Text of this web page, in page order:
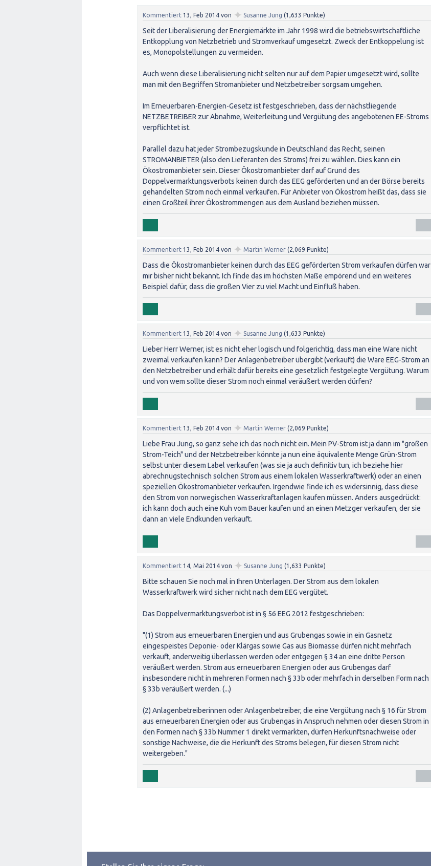
Kommentiert 13, Feb 2014 von ✦ Susanne Jung (1,633 Punkte)
Seit der Liberalisierung der Energiemärkte im Jahr 1998 wird die betriebswirtschaftliche
Entkopplung von Netzbetrieb und Stromverkauf umgesetzt. Zweck der Entkoppelung ist
es, Monopolstellungen zu vermeiden.
Auch wenn diese Liberalisierung nicht selten nur auf dem Papier umgesetzt wird, sollte
man mit den Begriffen Stromanbieter und Netzbetreiber sorgsam umgehen.
Im Erneuerbaren-Energien-Gesetz ist festgeschrieben, dass der nächstliegende
NETZBETREIBER zur Abnahme, Weiterleitung und Vergütung des angebotenen EE-Stroms
verpflichtet ist.
Parallel dazu hat jeder Strombezugskunde in Deutschland das Recht, seinen
STROMANBIETER (also den Lieferanten des Stroms) frei zu wählen. Dies kann ein
Ökostromanbieter sein. Dieser Ökostromanbieter darf auf Grund des
Doppelvermarktungsverbots keinen durch das EEG geförderten und an der Börse bereits
gehandelten Strom noch einmal verkaufen. Für Anbieter von Ökostrom heißt das, dass sie
einen Großteil ihrer Ökostrommengen aus dem Ausland beziehen müssen.
Kommentiert 13, Feb 2014 von ✦ Martin Werner (2,069 Punkte)
Dass die Ökostromanbieter keinen durch das EEG geförderten Strom verkaufen dürfen war
mir bisher nicht bekannt. Ich finde das im höchsten Maße empörend und ein weiteres
Beispiel dafür, dass die großen Vier zu viel Macht und Einfluß haben.
Kommentiert 13, Feb 2014 von ✦ Susanne Jung (1,633 Punkte)
Lieber Herr Werner, ist es nicht eher logisch und folgerichtig, dass man eine Ware nicht
zweimal verkaufen kann? Der Anlagenbetreiber übergibt (verkauft) die Ware EEG-Strom an
den Netzbetreiber und erhält dafür bereits eine gesetzlich festgelegte Vergütung. Warum
und von wem sollte dieser Strom noch einmal veräußert werden dürfen?
Kommentiert 13, Feb 2014 von ✦ Martin Werner (2,069 Punkte)
Liebe Frau Jung, so ganz sehe ich das noch nicht ein. Mein PV-Strom ist ja dann im "großen
Strom-Teich" und der Netzbetreiber könnte ja nun eine äquivalente Menge Grün-Strom
selbst unter diesem Label verkaufen (was sie ja auch definitiv tun, ich beziehe hier
abrechnugstechnisch solchen Strom aus einem lokalen Wasserkraftwerk) oder an einen
speziellen Ökostromanbieter verkaufen. Irgendwie finde ich es widersinnig, dass diese
den Strom von norwegischen Wasserkraftanlagen kaufen müssen. Anders ausgedrückt:
ich kann doch auch eine Kuh vom Bauer kaufen und an einen Metzger verkaufen, der sie
dann an viele Endkunden verkauft.
Kommentiert 14, Mai 2014 von ✦ Susanne Jung (1,633 Punkte)
Bitte schauen Sie noch mal in Ihren Unterlagen. Der Strom aus dem lokalen
Wasserkraftwerk wird sicher nicht nach dem EEG vergütet.
Das Doppelvermarktungsverbot ist in § 56 EEG 2012 festgeschrieben:
"(1) Strom aus erneuerbaren Energien und aus Grubengas sowie in ein Gasnetz
eingespeistes Deponie- oder Klärgas sowie Gas aus Biomasse dürfen nicht mehrfach
verkauft, anderweitig überlassen werden oder entgegen § 34 an eine dritte Person
veräußert werden. Strom aus erneuerbaren Energien oder aus Grubengas darf
insbesondere nicht in mehreren Formen nach § 33b oder mehrfach in derselben Form nach
§ 33b veräußert werden. (...)
(2) Anlagenbetreiberinnen oder Anlagenbetreiber, die eine Vergütung nach § 16 für Strom
aus erneuerbaren Energien oder aus Grubengas in Anspruch nehmen oder diesen Strom in
den Formen nach § 33b Nummer 1 direkt vermarkten, dürfen Herkunftsnachweise oder
sonstige Nachweise, die die Herkunft des Stroms belegen, für diesen Strom nicht
weitergeben."